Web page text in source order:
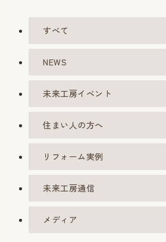
すべて
NEWS
未来工房イベント
住まい人の方へ
リフォーム実例
未来工房通信
メディア